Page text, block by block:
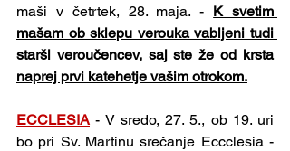
maši v četrtek, 28. maja. - K svetim
mašam ob sklepu verouka vabljeni tudi
starši veroučencev, saj ste že od krsta
naprej prvi katehetje vašim otrokom.
ECCLESIA - V sredo, 27. 5., ob 19. uri
bo pri Sv. Martinu srečanje Eccclesia -